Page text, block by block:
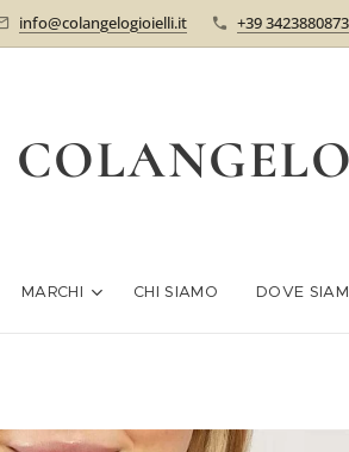
info@colangelogioielli.it +39 3423880873
MARCHI CHI SIAMO DOVE